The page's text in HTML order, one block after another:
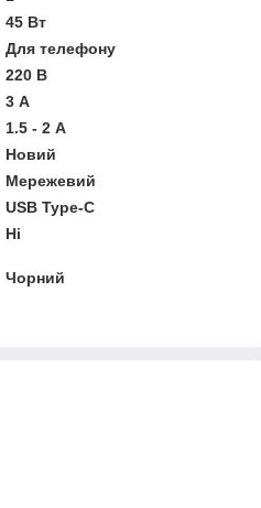
45 Вт
Для телефону
220 В
3 А
1.5 - 2 А
Новий
Мережевий
USB Type-C
Ні
Чорний